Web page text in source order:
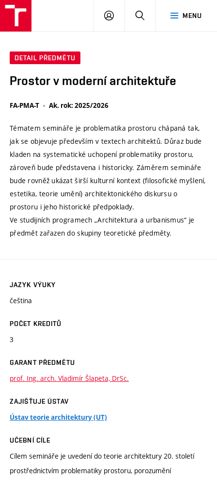
MENU
PŘIHLÁSIT
DETAIL PŘEDMĚTU
Prostor v moderní architektuře
FA-PMA-T Ak. rok: 2025/2026
Tématem semináře je problematika prostoru chápaná tak,
jak se objevuje především v textech architektů. Důraz bude
kladen na systematické uchopení problematiky prostoru,
zároveň bude představena i historicky. Záměrem semináře
bude rovněž ukázat širší kulturní kontext (filosofické myšlení,
estetika, teorie umění) architektonického diskursu o
prostoru i jeho historické předpoklady.
Ve studijních programech „Architektura a urbanismus“ je
předmět zařazen do skupiny teoretické předměty.
JAZYK VÝUKY
čeština
POČET KREDITŮ
3
GARANT PŘEDMĚTU
prof. Ing. arch. Vladimír Šlapeta, DrSc.
ZAJIŠŤUJE ÚSTAV
Ústav teorie architektury (UT)
UČEBNÍ CÍLE
Cílem semináře je uvedení do teorie architektury 20. století
prostřednictvím problematiky prostoru, porozumění